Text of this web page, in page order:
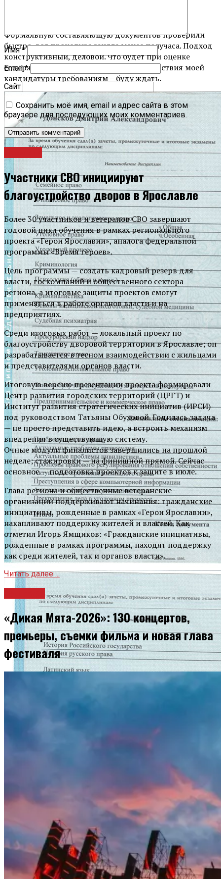
Формальную составляющую документов проверили
быстро, вся процедура заняла менее получаса. Подход
конструктивный, деловой. Что будет при оценке
содержательной части, а главное соответствия моей
кандидатуры требованиям – буду ждать.
Имя*
Email*
Сайт
Сохранить моё имя, email и адрес сайта в этом
браузере для последующих моих комментариев.
Участники СВО инициируют
благоустройство дворов в Ярославле
Более 30 участников и ветеранов СВО завершают
годовой цикл обучения в рамках регионального
проекта «Герои Ярославии», аналога федеральной
программы «Время героев».
Цель программы — создать кадровый резерв для
власти, госкомпаний и общественного сектора
региона, а итоговые защиты проектов смогут
применяться в работе органов власти и на
предприятиях.
Среди итоговых работ — локальный проект по
благоустройству дворовой территории в Ярославле; он
разрабатывается в тесном взаимодействии с жильцами
и представителями органов власти.
Итоговую версию презентации проекта формировали
Центр развития городских территорий (ЦРГТ) и
Институт развития стратегических инициатив (ИРСИ)
под руководством Татьяны Обуховой. Годилась задача
— не просто представить идею, а встроить механизм
внедрения в существующую систему.
Очные модули финалистов завершились на прошлой
неделе; стажировки — на финишной прямой. Сейчас
основное — подготовка проектов к защите в июле.
Глава региона и общественные ветеранские
организации поддерживают начинания: гражданские
инициативы, рожденные в рамках «Герои Ярославии»,
накапливают поддержку жителей и властей. Как
отметил Игорь Ямщиков: «Гражданские инициативы,
рожденные в рамках программы, находят поддержку
как среди жителей, так и органов власти».
Читать далее ...
«Дикая Мята-2026»: 130 концертов,
премьеры, съемки фильма и новая глава
фестиваля